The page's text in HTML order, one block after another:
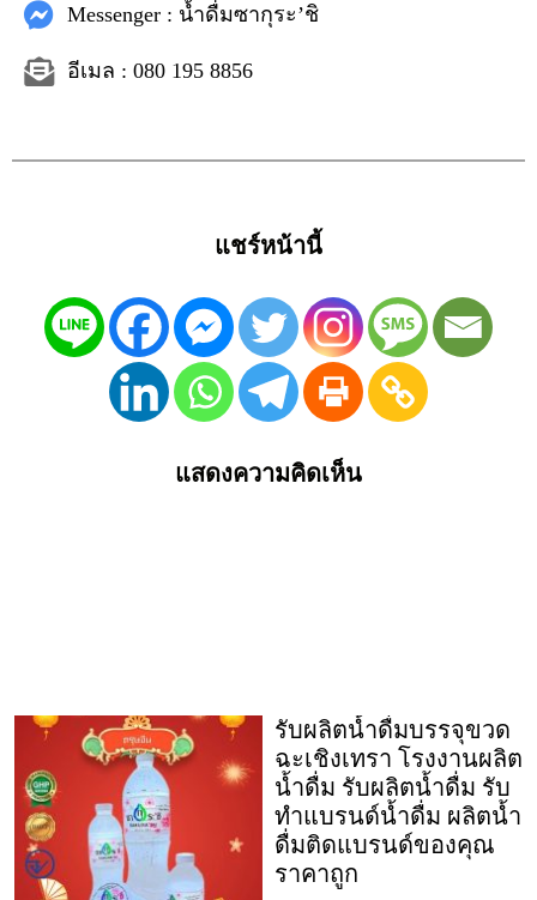
Messenger : น้ำดื่มซากุระ’ชิ
อีเมล : 080 195 8856
แชร์หน้านี้
แสดงความคิดเห็น
รับผลิตน้ำดื่มบรรจุขวด
ฉะเชิงเทรา โรงงานผลิต
น้ำดื่ม รับผลิตน้ำดื่ม รับ
ทำแบรนด์น้ำดื่ม ผลิตน้ำ
ดื่มติดแบรนด์ของคุณ
ราคาถูก